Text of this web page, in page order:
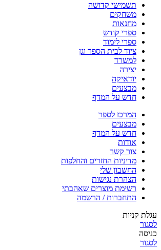
תשמישי קדושה
משחקים
מחנאות
ספרי קודש
ספרי לימוד
ציוד לבית הספר וגן
למשרד
יצירה
יודאיקה
מבצעים
חדש על המדף
המרכז לספר
מבצעים
חדש על המדף
אודות
צור קשר
מדיניות החזרים והחלפות
החשבון שלי
הצהרת נגישות
רשימת מוצרים שאהבתי
התחברות / הרשמה
עגלת קניות
לסגור
כניסה
לסגור